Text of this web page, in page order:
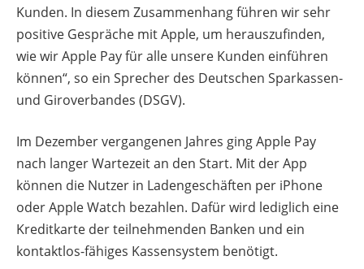
Kunden. In diesem Zusammenhang führen wir sehr
positive Gespräche mit Apple, um herauszufinden,
wie wir Apple Pay für alle unsere Kunden einführen
können“, so ein Sprecher des Deutschen Sparkassen-
und Giroverbandes (DSGV).
Im Dezember vergangenen Jahres ging Apple Pay
nach langer Wartezeit an den Start. Mit der App
können die Nutzer in Ladengeschäften per iPhone
oder Apple Watch bezahlen. Dafür wird lediglich eine
Kreditkarte der teilnehmenden Banken und ein
kontaktlos-fähiges Kassensystem benötigt.